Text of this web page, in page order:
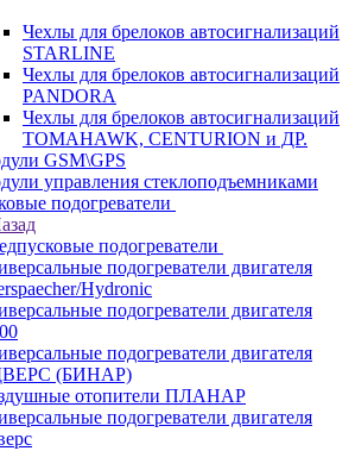
Чехлы для брелоков автосигнализаций
STARLINE
Чехлы для брелоков автосигнализаций
PANDORA
Чехлы для брелоков автосигнализаций
TOMAHAWK, CENTURION и ДР.
GSM\GPS
управления стеклоподъемниками
подогреватели
подогреватели
подогреватели двигателя
Hydronic
подогреватели двигателя
подогреватели двигателя
(БИНАР)
отопители ПЛАНАР
подогреватели двигателя